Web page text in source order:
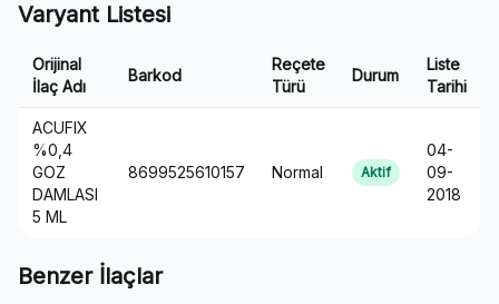
Varyant Listesi
Orijinal
İlaç Adı
Barkod
Reçete
Türü
Durum
Liste
Tarihi
ACUFIX
%0,4
GOZ
DAMLASI
5 ML
8699525610157 Normal Aktif
04-
09-
2018
Benzer İlaçlar